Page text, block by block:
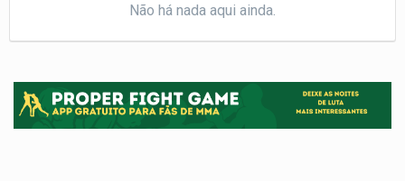
Não há nada aqui ainda.